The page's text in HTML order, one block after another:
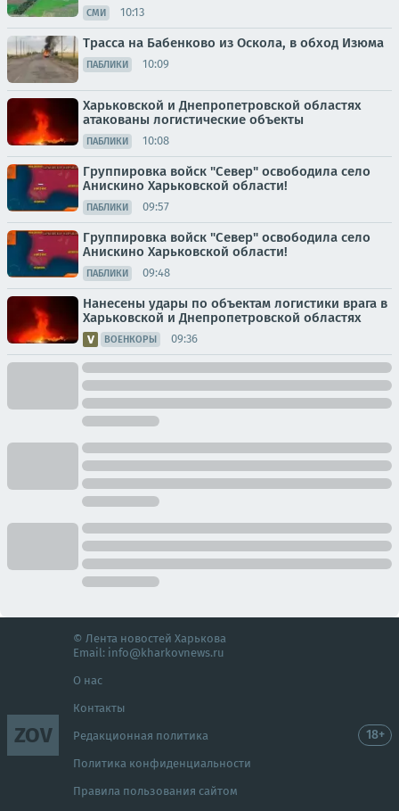
СМИ 10:13
Трасса на Бабенково из Оскола, в обход Изюма
ПАБЛИКИ 10:09
Харьковской и Днепропетровской областях
атакованы логистические объекты
ПАБЛИКИ 10:08
Группировка войск "Север" освободила село
Анискино Харьковской области!
ПАБЛИКИ 09:57
Группировка войск "Север" освободила село
Анискино Харьковской области!
ПАБЛИКИ 09:48
Нанесены удары по объектам логистики врага в
Харьковской и Днепропетровской областях
ВОЕНКОРЫ 09:36
ZOV
© Лента новостей Харькова
Email: info@kharkovnews.ru
О нас
Контакты
Редакционная политика
Политика конфиденциальности
Правила пользования сайтом
18+